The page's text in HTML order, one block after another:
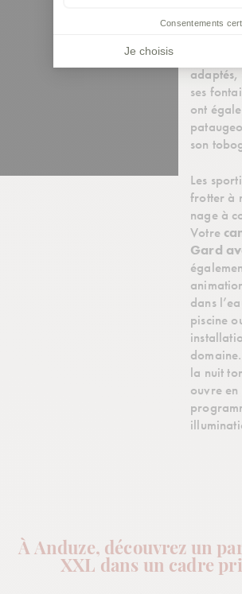
belle
bassin,
adaptés,
ses
ont
son
Les
frotter à
nage à
Votre
Gard
dans
piscine
la nuit
ouvre
À Anduze, découvrez un
XXL dans un cadre